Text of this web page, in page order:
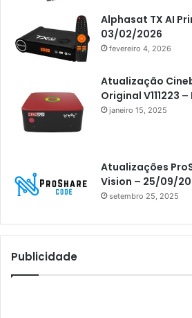
Athomics
Athomics Eon
Athomics i3
Athomics i3 Bold
Athomics Inspire Qi
Athomics Inspire Qi
Athomics S3
Athomics T3
Atto
AttoNet
Alphasat TX AI
03/02/2026
fevereiro 4, 2026
Atualização
Original V111223 –
janeiro 15, 2025
Atualizações
Vision – 25/09/
setembro 25, 2025
Publicidade